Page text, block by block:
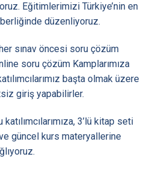
Eğitimlerimizi Türkiye’nin en
düzenliyoruz.
sınav öncesi soru çözüm
soru çözüm Kamplarımıza
başta olmak üzere
giriş yapabilirler.
3’lü kitap seti
güncel kurs materyallerine